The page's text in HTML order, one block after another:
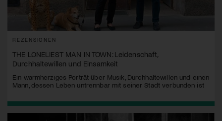
REZENSIONEN
THE LONELIEST MAN IN TOWN: Leidenschaft,
Durchhaltewillen und Einsamkeit
Ein warmherziges Porträt über Musik, Durchhaltewillen und einen
Mann, dessen Leben untrennbar mit seiner Stadt verbunden ist